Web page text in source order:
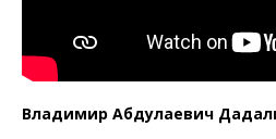
Владимир Абдулаевич